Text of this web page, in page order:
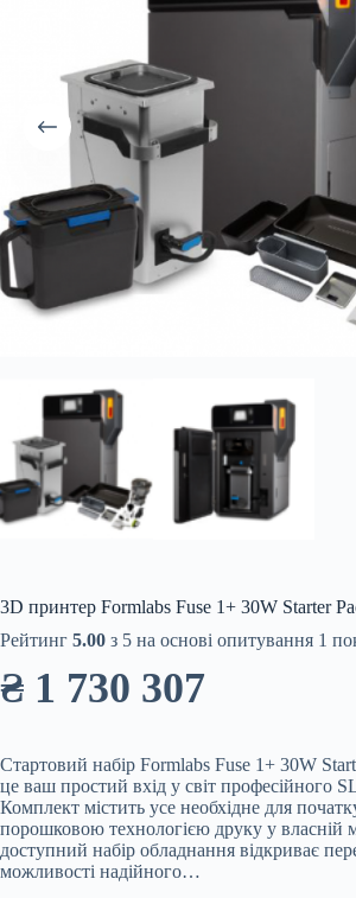
3D принтер Formlabs Fuse 1+ 30W Starter
Рейтинг 5.00 з 5 на основі опитування 1
₴ 1 730 307
Стартовий набір Formlabs Fuse 1+ 30W
це ваш простий вхід у світ професійного
Комплект містить усе необхідне для
порошковою технологією друку у власній
доступний набір обладнання відкриває
можливості надійного…